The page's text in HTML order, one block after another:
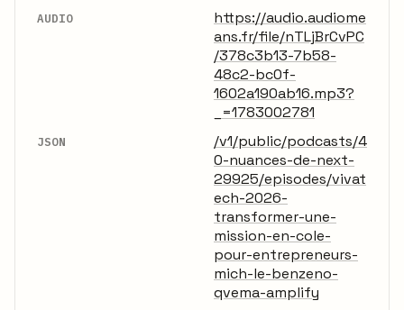
AUDIO
https://audio.audiome
ans.fr/file/nTLjBrCvPC
/378c3b13-7b58-
48c2-bc0f-
1602a190ab16.mp3?
_=1783002781
JSON
/v1/public/podcasts/4
0-nuances-de-next-
29925/episodes/vivat
ech-2026-
transformer-une-
mission-en-cole-
pour-entrepreneurs-
mich-le-benzeno-
qvema-amplify